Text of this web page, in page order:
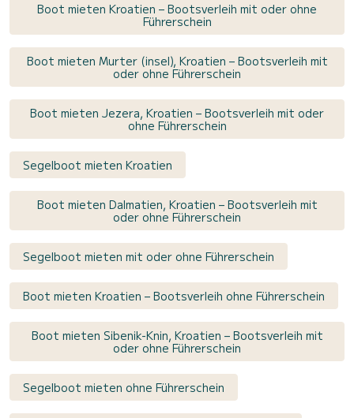
Boot mieten Kroatien – Bootsverleih mit oder ohne
Führerschein
Boot mieten Murter (insel), Kroatien – Bootsverleih mit
oder ohne Führerschein
Boot mieten Jezera, Kroatien – Bootsverleih mit oder
ohne Führerschein
Segelboot mieten Kroatien
Boot mieten Dalmatien, Kroatien – Bootsverleih mit
oder ohne Führerschein
Segelboot mieten mit oder ohne Führerschein
Boot mieten Kroatien – Bootsverleih ohne Führerschein
Boot mieten Sibenik-Knin, Kroatien – Bootsverleih mit
oder ohne Führerschein
Segelboot mieten ohne Führerschein